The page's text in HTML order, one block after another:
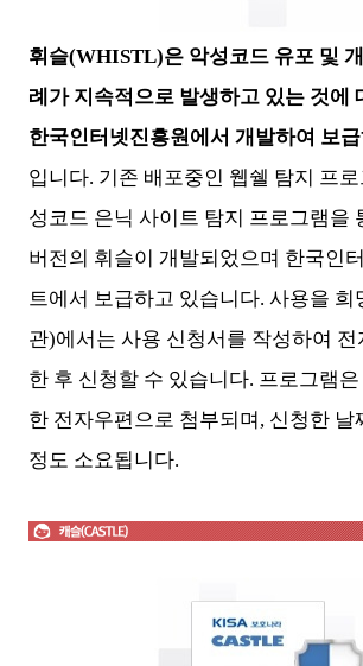
휘슬(WHISTL)은 악성코드 유포 및
례가 지속적으로 발생하고 있는 것에
한국인터넷진흥원에서 개발하여 보
입니다. 기존 배포중인 웹쉘 탐지 프
성코드 은닉 사이트 탐지 프로그램을
버전의 휘슬이 개발되었으며 한국인
트에서 보급하고 있습니다. 사용을 희
관)에서는 사용 신청서를 작성하여
한 후 신청할 수 있습니다. 프로그램
한 전자우편으로 첨부되며, 신청한 날
정도 소요됩니다.